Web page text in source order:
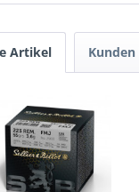
Artikel